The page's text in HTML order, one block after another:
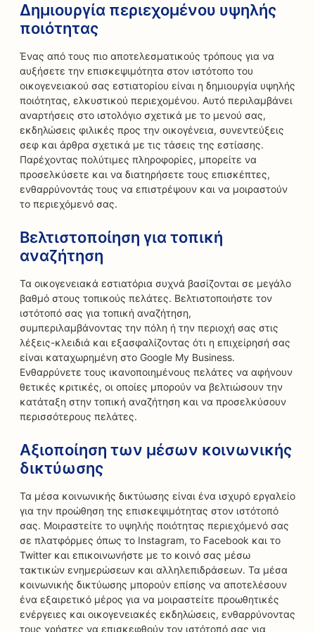
Δημιουργία περιεχομένου υψηλής
ποιότητας
Ένας από τους πιο αποτελεσματικούς τρόπους για να
αυξήσετε την επισκεψιμότητα στον ιστότοπο του
οικογενειακού σας εστιατορίου είναι η δημιουργία υψηλής
ποιότητας, ελκυστικού περιεχομένου. Αυτό περιλαμβάνει
αναρτήσεις στο ιστολόγιο σχετικά με το μενού σας,
εκδηλώσεις φιλικές προς την οικογένεια, συνεντεύξεις
σεφ και άρθρα σχετικά με τις τάσεις της εστίασης.
Παρέχοντας πολύτιμες πληροφορίες, μπορείτε να
προσελκύσετε και να διατηρήσετε τους επισκέπτες,
ενθαρρύνοντάς τους να επιστρέψουν και να μοιραστούν
το περιεχόμενό σας.
Βελτιστοποίηση για τοπική
αναζήτηση
Τα οικογενειακά εστιατόρια συχνά βασίζονται σε μεγάλο
βαθμό στους τοπικούς πελάτες. Βελτιστοποιήστε τον
ιστότοπό σας για τοπική αναζήτηση,
συμπεριλαμβάνοντας την πόλη ή την περιοχή σας στις
λέξεις-κλειδιά και εξασφαλίζοντας ότι η επιχείρησή σας
είναι καταχωρημένη στο Google My Business.
Ενθαρρύνετε τους ικανοποιημένους πελάτες να αφήνουν
θετικές κριτικές, οι οποίες μπορούν να βελτιώσουν την
κατάταξη στην τοπική αναζήτηση και να προσελκύσουν
περισσότερους πελάτες.
Αξιοποίηση των μέσων κοινωνικής
δικτύωσης
Τα μέσα κοινωνικής δικτύωσης είναι ένα ισχυρό εργαλείο
για την προώθηση της επισκεψιμότητας στον ιστότοπό
σας. Μοιραστείτε το υψηλής ποιότητας περιεχόμενό σας
σε πλατφόρμες όπως το Instagram, το Facebook και το
Twitter και επικοινωνήστε με το κοινό σας μέσω
τακτικών ενημερώσεων και αλληλεπιδράσεων. Τα μέσα
κοινωνικής δικτύωσης μπορούν επίσης να αποτελέσουν
ένα εξαιρετικό μέρος για να μοιραστείτε προωθητικές
ενέργειες και οικογενειακές εκδηλώσεις, ενθαρρύνοντας
τους χρήστες να επισκεφθούν τον ιστότοπό σας για